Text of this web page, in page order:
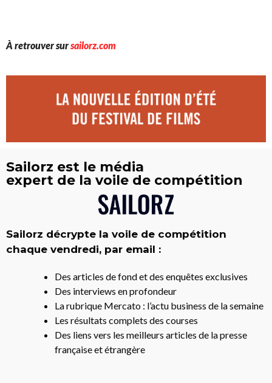
À retrouver sursailorz.com
Sailorz est le média
expert de la voile de compétition
Sailorz décrypte la voile de compétition
chaque vendredi, par email :
Des articles de fond et des enquêtes exclusives
Des interviews en profondeur
La rubrique Mercato : l’actu business de la semaine
Les résultats complets des courses
Des liens vers les meilleurs articles de la presse
française et étrangère